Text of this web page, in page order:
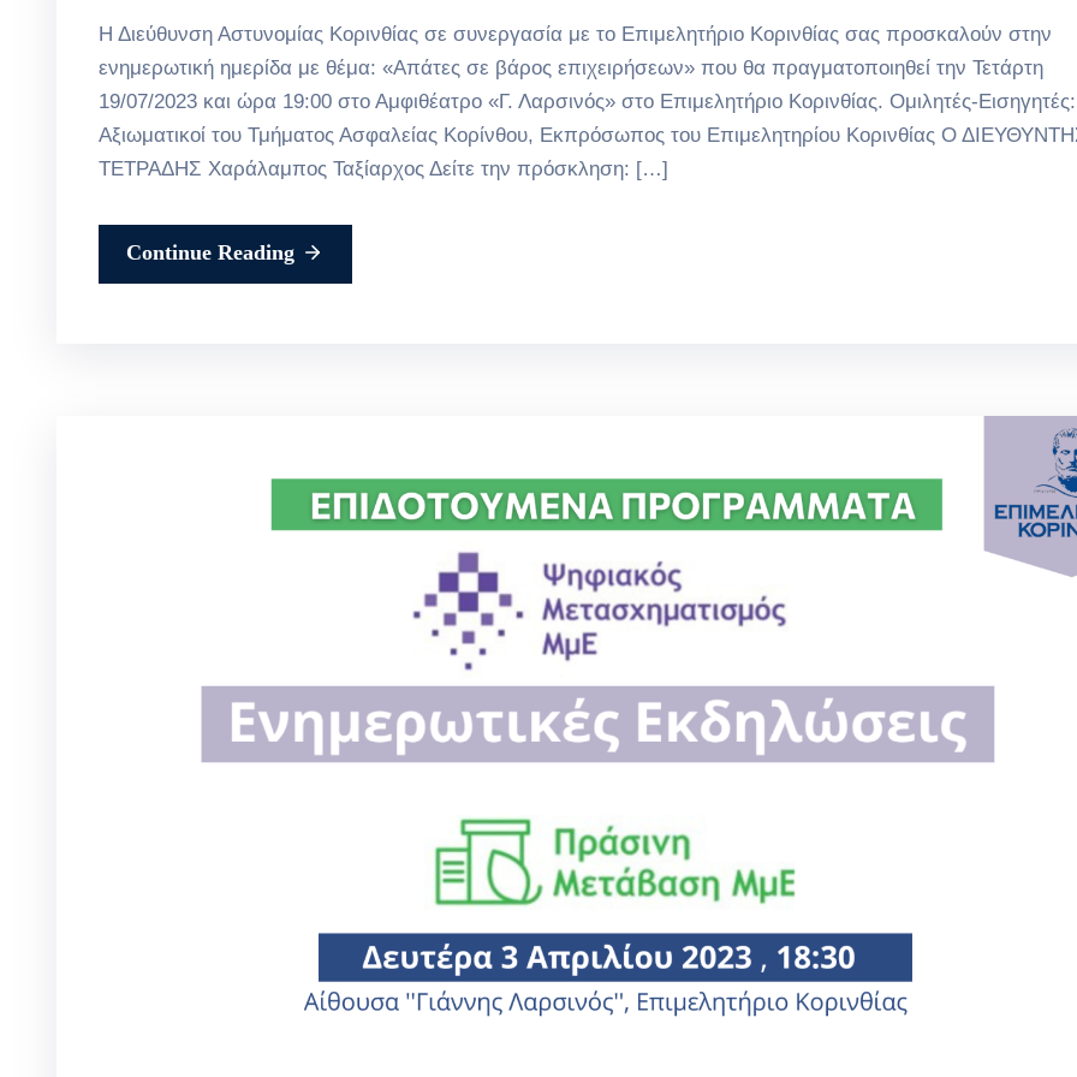
Η Διεύθυνση Αστυνομίας Κορινθίας σε συνεργασία με το Επιμελητήριο Κορινθίας σας προσκαλούν στην
ενημερωτική ημερίδα με θέμα: «Απάτες σε βάρος επιχειρήσεων» που θα πραγματοποιηθεί την Τετάρτη
19/07/2023 και ώρα 19:00 στο Αμφιθέατρο «Γ. Λαρσινός» στο Επιμελητήριο Κορινθίας. Ομιλητές-Εισηγητές:
Αξιωματικοί του Τμήματος Ασφαλείας Κορίνθου, Εκπρόσωπος του Επιμελητηρίου Κορινθίας Ο
ΤΕΤΡΑΔΗΣ Χαράλαμπος Ταξίαρχος Δείτε την πρόσκληση: […]
Continue Reading